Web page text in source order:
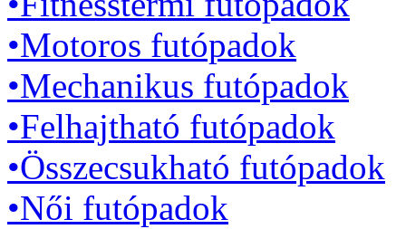
•Motoros futópadok
•Mechanikus futópadok
•Felhajtható futópadok
•Összecsukható futópadok
•Női futópadok